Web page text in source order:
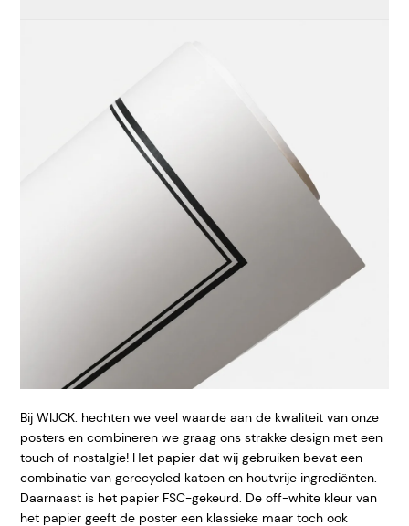
Bij WIJCK. hechten we veel waarde aan de kwaliteit van onze
posters en combineren we graag ons strakke design met een
touch of nostalgie! Het papier dat wij gebruiken bevat een
combinatie van gerecycled katoen en houtvrije ingrediënten.
Daarnaast is het papier FSC-gekeurd. De off-white kleur van
het papier geeft de poster een klassieke maar toch ook